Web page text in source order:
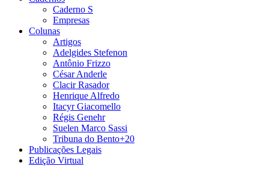
Caderno S
Empresas
Colunas
Artigos
Adelgides Stefenon
Antônio Frizzo
César Anderle
Clacir Rasador
Henrique Alfredo
Itacyr Giacomello
Régis Genehr
Suelen Marco Sassi
Tribuna do Bento+20
Publicações Legais
Edição Virtual